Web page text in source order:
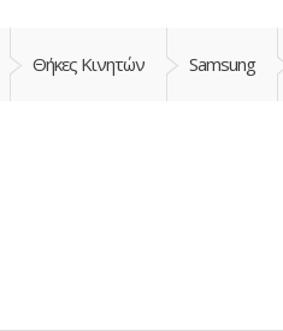
Θήκες Κινητών Samsung